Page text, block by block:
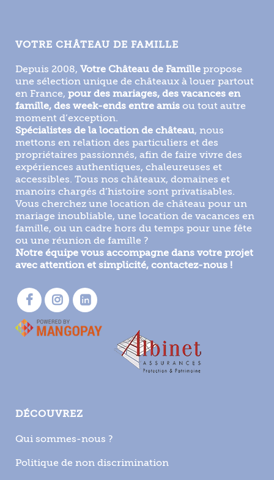
VOTRE CHÂTEAU DE FAMILLE
Depuis 2008, Votre Château de Famille propose
une sélection unique de châteaux à louer partout
en France, pour des mariages, des vacances en
famille, des week-ends entre amis ou tout autre
moment d’exception.
Spécialistes de la location de château, nous
mettons en relation des particuliers et des
propriétaires passionnés, afin de faire vivre des
expériences authentiques, chaleureuses et
accessibles. Tous nos châteaux, domaines et
manoirs chargés d’histoire sont privatisables.
Vous cherchez une location de château pour un
mariage inoubliable, une location de vacances en
famille, ou un cadre hors du temps pour une fête
ou une réunion de famille ?
Notre équipe vous accompagne dans votre projet
avec attention et simplicité, contactez-nous !
DÉCOUVREZ
Qui sommes-nous ?
Politique de non discrimination